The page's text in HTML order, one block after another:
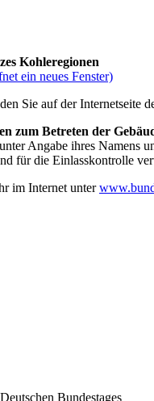
Kohleregionen
ein neues Fenster)
Sie auf der Internetseite
zum Betreten der
Angabe ihres Namens
für die Einlasskontrolle
im Internet unter
Bundestages